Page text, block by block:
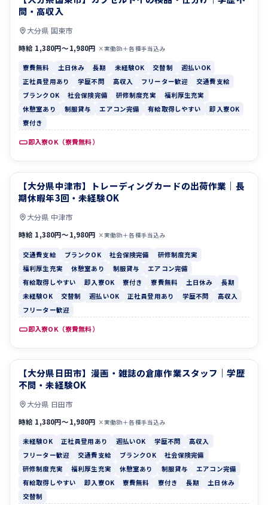
問・高収入
大分県 国東市
時給 1,380円〜1,980円 ×実働8h＋各種手当込み
寮費無料 土日休み 長期 未経験OK 交替制
週払いOK
正社員登用あり
学歴不問 高収入 フリーター歓迎
交通費支給
ブランクOK
社会保険完備 研修制度充実
福利厚生充実
休憩室あり
制服貸与 エアコン完備 有給取得しやすい
即入寮OK
寮付き
即入寮OK（寮費無料）
交通費支給 ブランクOK
【大分県中津市】トレーディングカードの出荷作業｜長
期休暇年3回・未経験OK
大分県 中津市
時給 1,380円〜1,980円 ×実働8h＋各種手当込み
交通費支給 ブランクOK 社会保険完備
研修制度充実
福利厚生充実
休憩室あり 制服貸与
エアコン完備
有給取得しやすい
即入寮OK 寮付き 寮費無料 土日休み
長期
未経験OK
交替制 週払いOK 正社員登用あり 学歴不問
高収入
フリーター歓迎
即入寮OK（寮費無料）
未経験OK 正社員登用あり
【大分県日田市】漫画・雑誌の倉庫作業スタッフ｜学歴
不問・未経験OK
大分県 日田市
時給 1,380円〜1,980円 ×実働8h＋各種手当込み
未経験OK 正社員登用あり 週払いOK 学歴不問
高収入
フリーター歓迎
交通費支給 ブランクOK
社会保険完備
研修制度充実
福利厚生充実 休憩室あり 制服貸与
エアコン完備
有給取得しやすい
即入寮OK 寮費無料 寮付き 長期
土日休み
交替制